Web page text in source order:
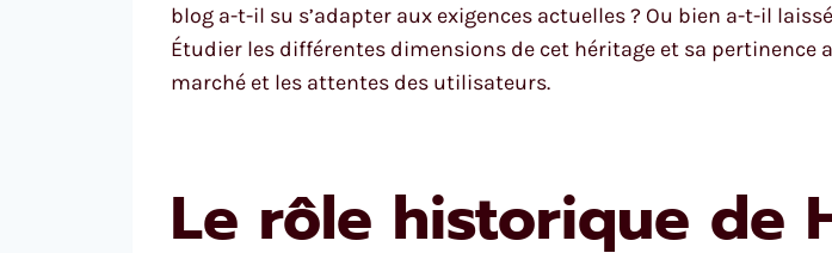
blog a-t-il su s’adapter aux exigences actuelles ? Ou bien a-t-il
Étudier les différentes dimensions de cet héritage et sa
marché et les attentes des utilisateurs.
Le rôle historique de